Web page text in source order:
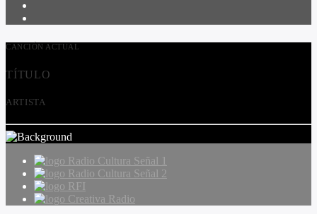
CANCIÓN ACTUAL
TÍTULO
ARTISTA
Radio Cultura Señal 1
Radio Cultura Señal 2
RFI
Creativa Radio